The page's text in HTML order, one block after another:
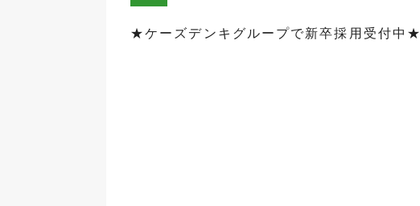
★ケーズデンキグループで新卒採用受付中★